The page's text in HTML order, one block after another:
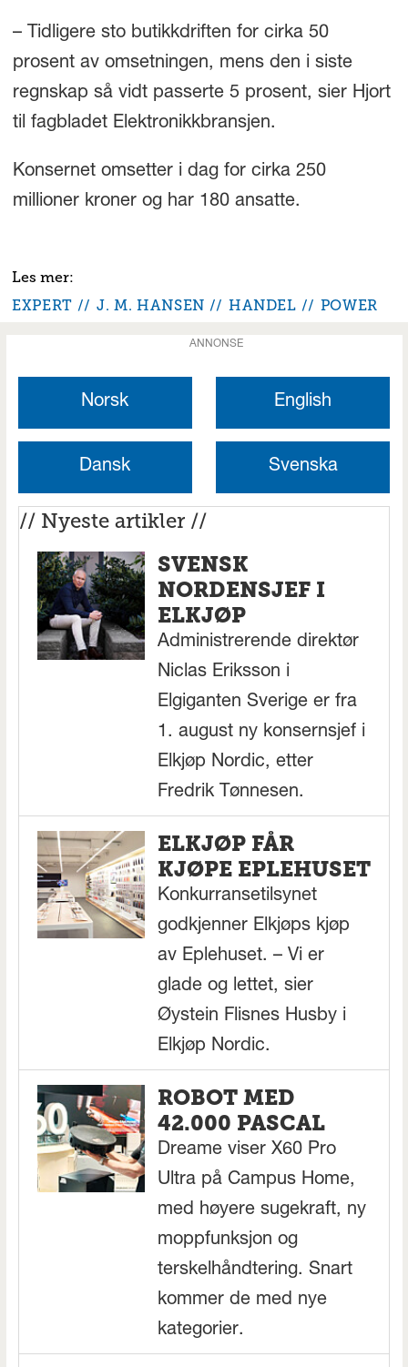
– Tidligere sto butikkdriften for cirka 50
prosent av omsetningen, mens den i siste
regnskap så vidt passerte 5 prosent, sier Hjort
til fagbladet Elektronikkbransjen.
Konsernet omsetter i dag for cirka 250
millioner kroner og har 180 ansatte.
EXPERT J. M. HANSEN HANDEL POWER
ANNONSE
Norsk English
Dansk Svenska
// Nyeste artikler //
SVENSK
NORDENSJEF I
ELKJØP
Administrerende direktør
Niclas Eriksson i
Elgiganten Sverige er fra
1. august ny konsernsjef i
Elkjøp Nordic, etter
Fredrik Tønnesen.
ELKJØP FÅR
KJØPE EPLEHUSET
Konkurransetilsynet
godkjenner Elkjøps kjøp
av Eplehuset. – Vi er
glade og lettet, sier
Øystein Flisnes Husby i
Elkjøp Nordic.
ROBOT MED
42.000 PASCAL
Dreame viser X60 Pro
Ultra på Campus Home,
med høyere sugekraft, ny
moppfunksjon og
terskelhåndtering. Snart
kommer de med nye
kategorier.